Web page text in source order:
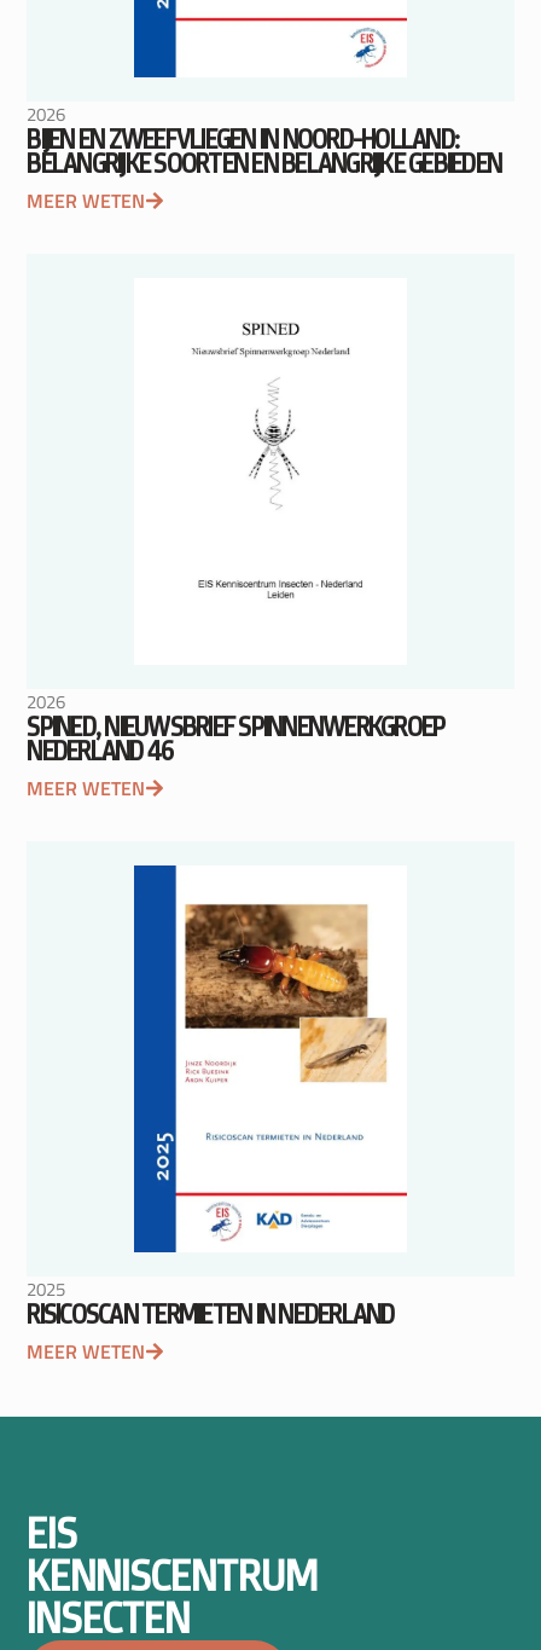
2026
BIJEN EN ZWEEFVLIEGEN IN NOORD-HOLLAND:
BELANGRIJKE SOORTEN EN BELANGRIJKE GEBIEDEN
MEER WETEN
2026
SPINED, NIEUWSBRIEF SPINNENWERKGROEP
NEDERLAND 46
MEER WETEN
2025
RISICOSCAN TERMIETEN IN NEDERLAND
MEER WETEN
EIS
KENNISCENTRUM
INSECTEN